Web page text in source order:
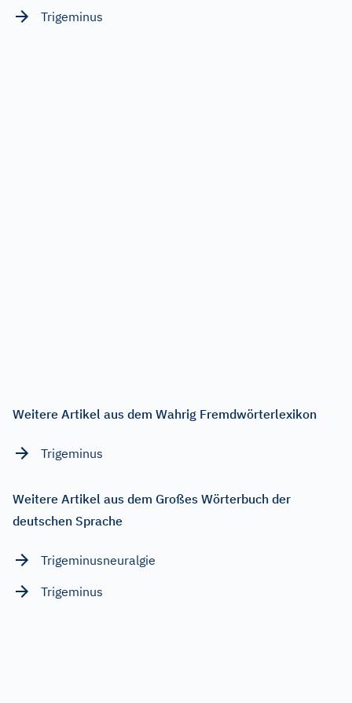
Trigeminus
Weitere Artikel aus dem Wahrig Fremdwörterlexikon
Trigeminus
Weitere Artikel aus dem Großes Wörterbuch der
deutschen Sprache
Trigeminusneuralgie
Trigeminus